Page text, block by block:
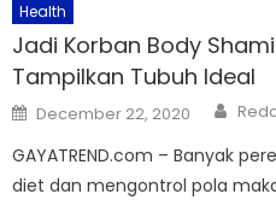
Health
Jadi Korban Body
Tampilkan Tubuh Ideal
Posted
on
December 22, 2020
GAYATREND.com – Banyak
diet dan mengontrol pola